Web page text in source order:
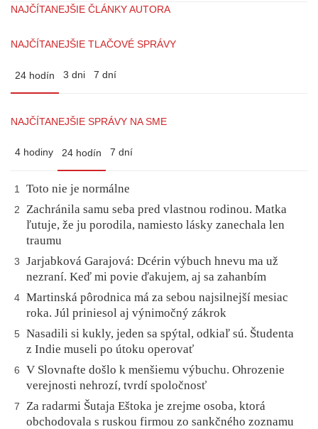
NAJČÍTANEJŠIE ČLÁNKY AUTORA
NAJČÍTANEJŠIE TLAČOVÉ SPRÁVY
24 hodín 3 dni 7 dní
NAJČÍTANEJŠIE SPRÁVY NA SME
4 hodiny 24 hodín 7 dní
1 Toto nie je normálne
2
Zachránila samu seba pred vlastnou rodinou. Matka
ľutuje, že ju porodila, namiesto lásky zanechala len
traumu
3
Jarjabková Garajová: Dcérin výbuch hnevu ma už
nezraní. Keď mi povie ďakujem, aj sa zahanbím
4 Martinská pôrodnica má za sebou najsilnejší mesiac
roka. Júl priniesol aj výnimočný zákrok
5
Nasadili si kukly, jeden sa spýtal, odkiaľ sú. Študenta
z Indie museli po útoku operovať
6
V Slovnafte došlo k menšiemu výbuchu. Ohrozenie
verejnosti nehrozí, tvrdí spoločnosť
7
Za radarmi Šutaja Eštoka je zrejme osoba, ktorá
obchodovala s ruskou firmou zo sankčného zoznamu